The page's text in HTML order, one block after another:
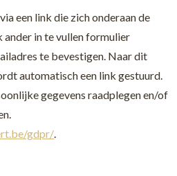
een link die zich onderaan de
ander in te vullen formulier
te bevestigen. Naar dit
automatisch een link gestuurd.
gegevens raadplegen en/of
gdpr/.